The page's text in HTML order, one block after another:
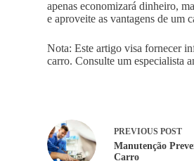
apenas economizará dinheiro,
e aproveite as vantagens de um
Nota: Este artigo visa fornecer
carro. Consulte um especialista
PREVIOUSPOST
Manutenção
Carro